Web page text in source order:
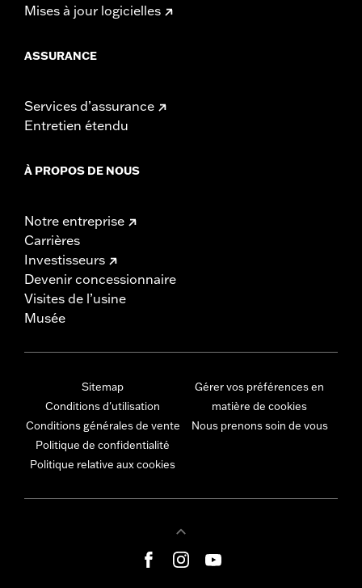
Mises à jour logicielles
ASSURANCE
Services d’assurance
Entretien étendu
À PROPOS DE NOUS
Notre entreprise
Carrières
Investisseurs
Devenir concessionnaire
Visites de l’usine
Musée
Sitemap
Conditions d'utilisation
Conditions générales de vente
Politique de confidentialité
Politique relative aux cookies
Gérer vos préférences en
matière de cookies
Nous prenons soin de vous